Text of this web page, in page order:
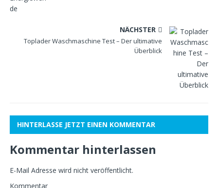
NÄCHSTER
Toplader Waschmaschine Test – Der ultimative
Überblick
HINTERLASSE JETZT EINEN KOMMENTAR
Kommentar hinterlassen
E-Mail Adresse wird nicht veröffentlicht.
Kommentar